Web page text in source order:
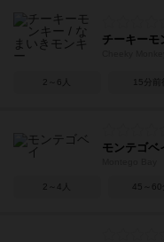
チーキーモ
2～6人 15分前
モンテゴベ
2～4人 45～60